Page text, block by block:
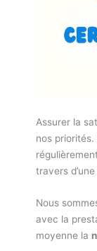
Assurer la
nos
travers
Nous
avec la
moyenne la